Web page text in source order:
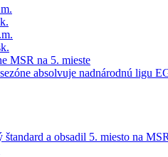
MSR na 5. mieste
absolvuje nadnárodnú ligu
a obsadil 5. miesto na MSR